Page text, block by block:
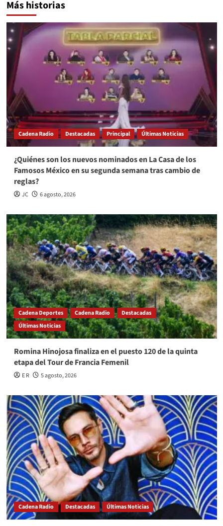
Más historias
Cadena Radio Destacadas Principal Últimas Noticias
¿Quiénes son los nuevos nominados en La Casa de los
Famosos México en su segunda semana tras cambio de
reglas?
JC 6 agosto, 2026
Cadena Deportes Cadena Radio
Destacadas
Últimas Noticias
Romina Hinojosa finaliza en el puesto 120 de la quinta
etapa del Tour de Francia Femenil
E R 5 agosto, 2026
Cadena Radio Destacadas Últimas Noticias